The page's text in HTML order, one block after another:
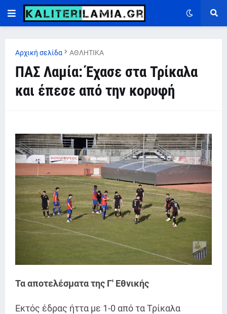
Αρχική σελίδα ΑΘΛΗΤΙΚΑ
ΠΑΣ Λαμία: Έχασε στα Τρίκαλα
και έπεσε από την κορυφή
Τα αποτελέσματα της Γ' Εθνικής
Εκτός έδρας ήττα με 1-0 από τα Τρίκαλα